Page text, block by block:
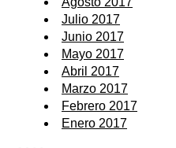
Julio 2017
Junio 2017
Mayo 2017
Abril 2017
Marzo 2017
Febrero 2017
Enero 2017